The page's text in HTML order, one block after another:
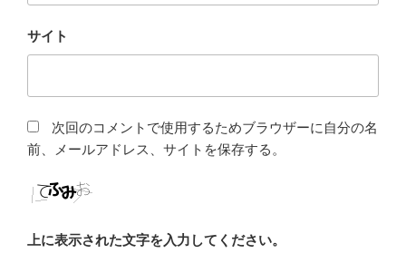
サイト
次回のコメントで使用するためブラウザーに自分の名
前、メールアドレス、サイトを保存する。
上に表示された文字を入力してください。